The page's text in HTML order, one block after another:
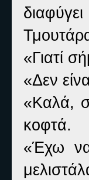
«Γιατί
«Δεν
«Καλά,
κοφτά.
«Έχω